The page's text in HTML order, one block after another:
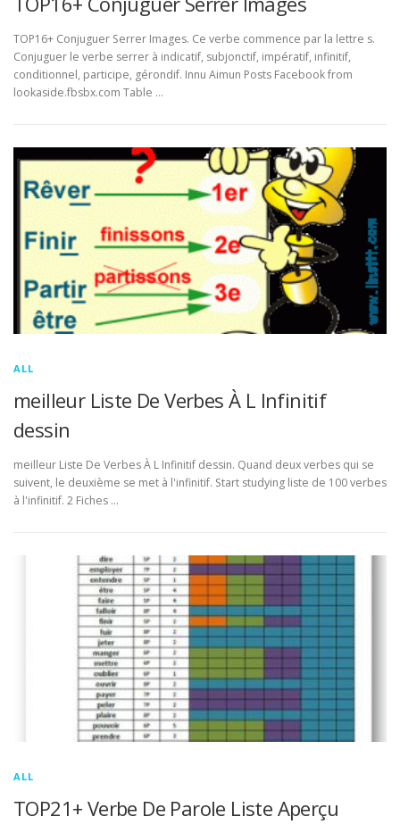
TOP16+ Conjuguer Serrer Images. Ce verbe commence par la lettre s.
Conjuguer le verbe serrer à indicatif, subjonctif, impératif, infinitif,
conditionnel, participe, gérondif. Innu Aimun Posts Facebook from
lookaside.fbsbx.com Table …
ALL
meilleur Liste De Verbes À L Infinitif
dessin
meilleur Liste De Verbes À L Infinitif dessin. Quand deux verbes qui se
suivent, le deuxième se met à l'infinitif. Start studying liste de 100 verbes
à l'infinitif. 2 Fiches …
ALL
TOP21+ Verbe De Parole Liste Aperçu